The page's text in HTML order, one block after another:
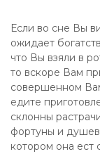
Если во сне Вы
ожидает
что Вы взяли в
то вскоре Вам
совершенном
едите
склонны
фортуны и
котором она ест